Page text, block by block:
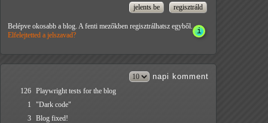
Belépve okosabb a blog. A fenti mezőkben regisztrálhatsz egyből.
Elfelejtetted a jelszavad?
napi komment
126 Playwright tests for the blog
1
"Dark code"
3 Blog fixed!